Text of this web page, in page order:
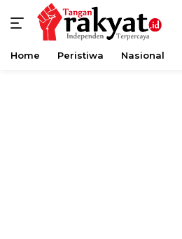
Langsung
Home Peristiwa Nasional